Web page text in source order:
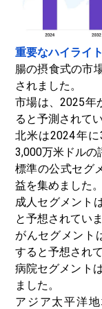
重要なハイライト
腸の摂食式の市
されました。
市場は、2025年
ると予測されてい
北米は2024年
3,000万米ドルの
標準の公式セグ
益を集めました。
成人セグメント
と予想されていま
がんセグメント
すると予想されて
病院セグメント
ました。
アジア太平洋